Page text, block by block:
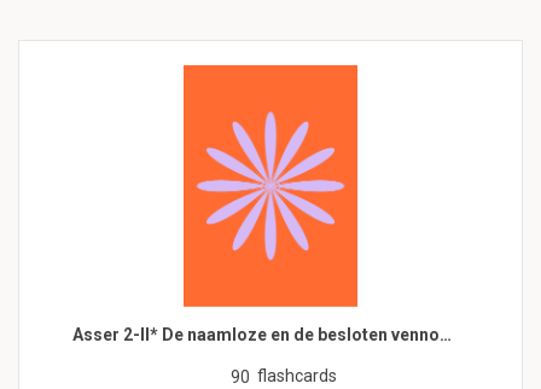
Asser 2-II* De naamloze en de besloten venno…
90 flashcards